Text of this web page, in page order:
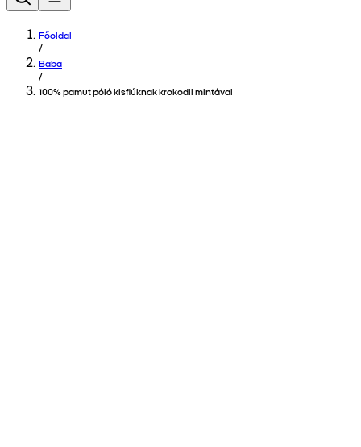
Főoldal
/
Baba
/
100% pamut póló kisfiúknak krokodil mintával